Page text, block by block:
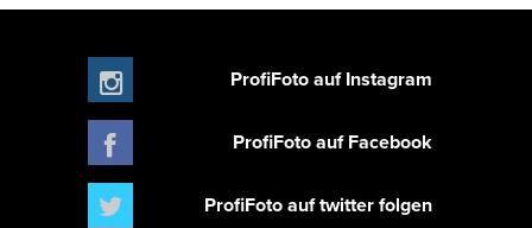
ProfiFoto auf Instagram
ProfiFoto auf Facebook
ProfiFoto auf twitter folgen